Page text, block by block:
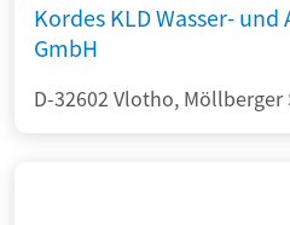
Kordes KLD Wasser-
GmbH
D-32602 Vlotho, Möllberger